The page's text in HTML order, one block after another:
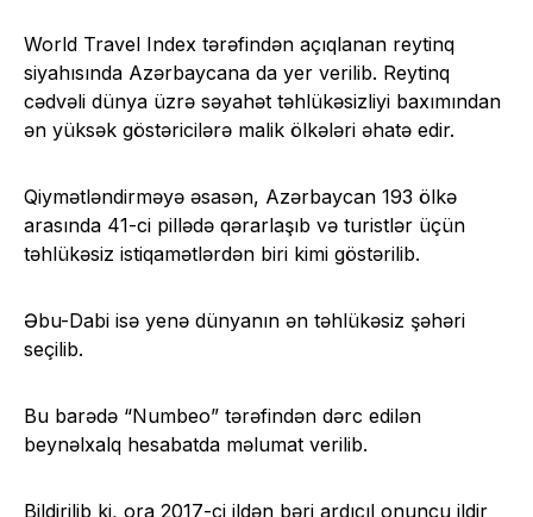
World Travel Index tərəfindən açıqlanan reytinq
siyahısında Azərbaycana da yer verilib. Reytinq
cədvəli dünya üzrə səyahət təhlükəsizliyi baxımından
ən yüksək göstəricilərə malik ölkələri əhatə edir.
Qiymətləndirməyə əsasən, Azərbaycan 193 ölkə
arasında 41-ci pillədə qərarlaşıb və turistlər üçün
təhlükəsiz istiqamətlərdən biri kimi göstərilib.
Əbu-Dabi isə yenə dünyanın ən təhlükəsiz şəhəri
seçilib.
Bu barədə “Numbeo” tərəfindən dərc edilən
beynəlxalq hesabatda məlumat verilib.
Bildirilib ki, ora 2017-ci ildən bəri ardıcıl onuncu ildir